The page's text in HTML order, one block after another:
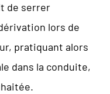
de serrer
lors de
pratiquant alors
dans la conduite,